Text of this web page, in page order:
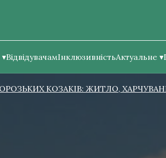
ВідвідувачамІнклюзивністьАктуальне
КОЗАКІВ: ЖИТЛО,